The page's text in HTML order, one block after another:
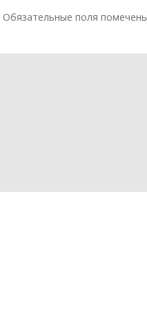
Обязательные поля помечены